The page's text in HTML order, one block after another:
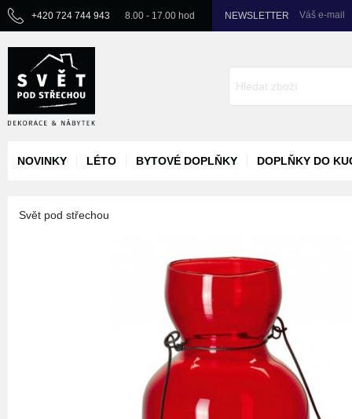
+420 724 744 943 8.00 - 17.00 hod NEWSLETTER Váš e-mail
NOVINKY LÉTO BYTOVÉ DOPLŇKY DOPLŇKY DO
Svět pod střechou